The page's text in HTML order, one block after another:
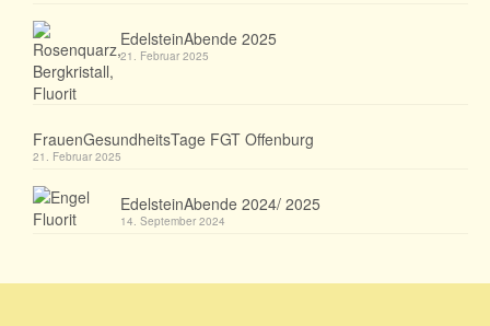
EdelsteinAbende 2025
21. Februar 2025
FrauenGesundheitsTage FGT Offenburg
21. Februar 2025
EdelsteinAbende 2024/ 2025
14. September 2024